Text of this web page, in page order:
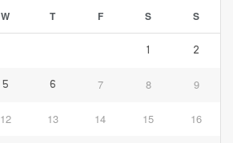
W T F S S
1 2
5 6 7 8 9
12 13 14 15 16